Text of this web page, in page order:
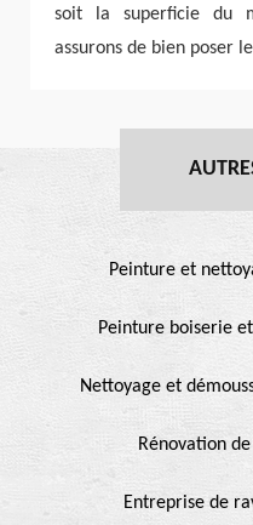
soit la superficie du
assurons de bien poser
Peinture et
Peinture boiserie
Nettoyage et
Rénovation
Entreprise de